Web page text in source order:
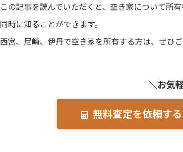
この記事を読んでいただくと、空き家について所
同時に知ることができます。
西宮、尼崎、伊丹で空き家を所有する方は、ぜひご
＼お気
無料査定を依頼する